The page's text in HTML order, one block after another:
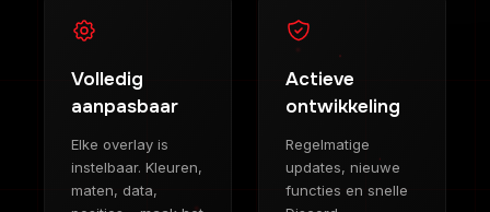
Volledig
aanpasbaar
Elke overlay is
instelbaar. Kleuren,
maten, data,
Actieve
ontwikkeling
Regelmatige
updates, nieuwe
functies en snelle